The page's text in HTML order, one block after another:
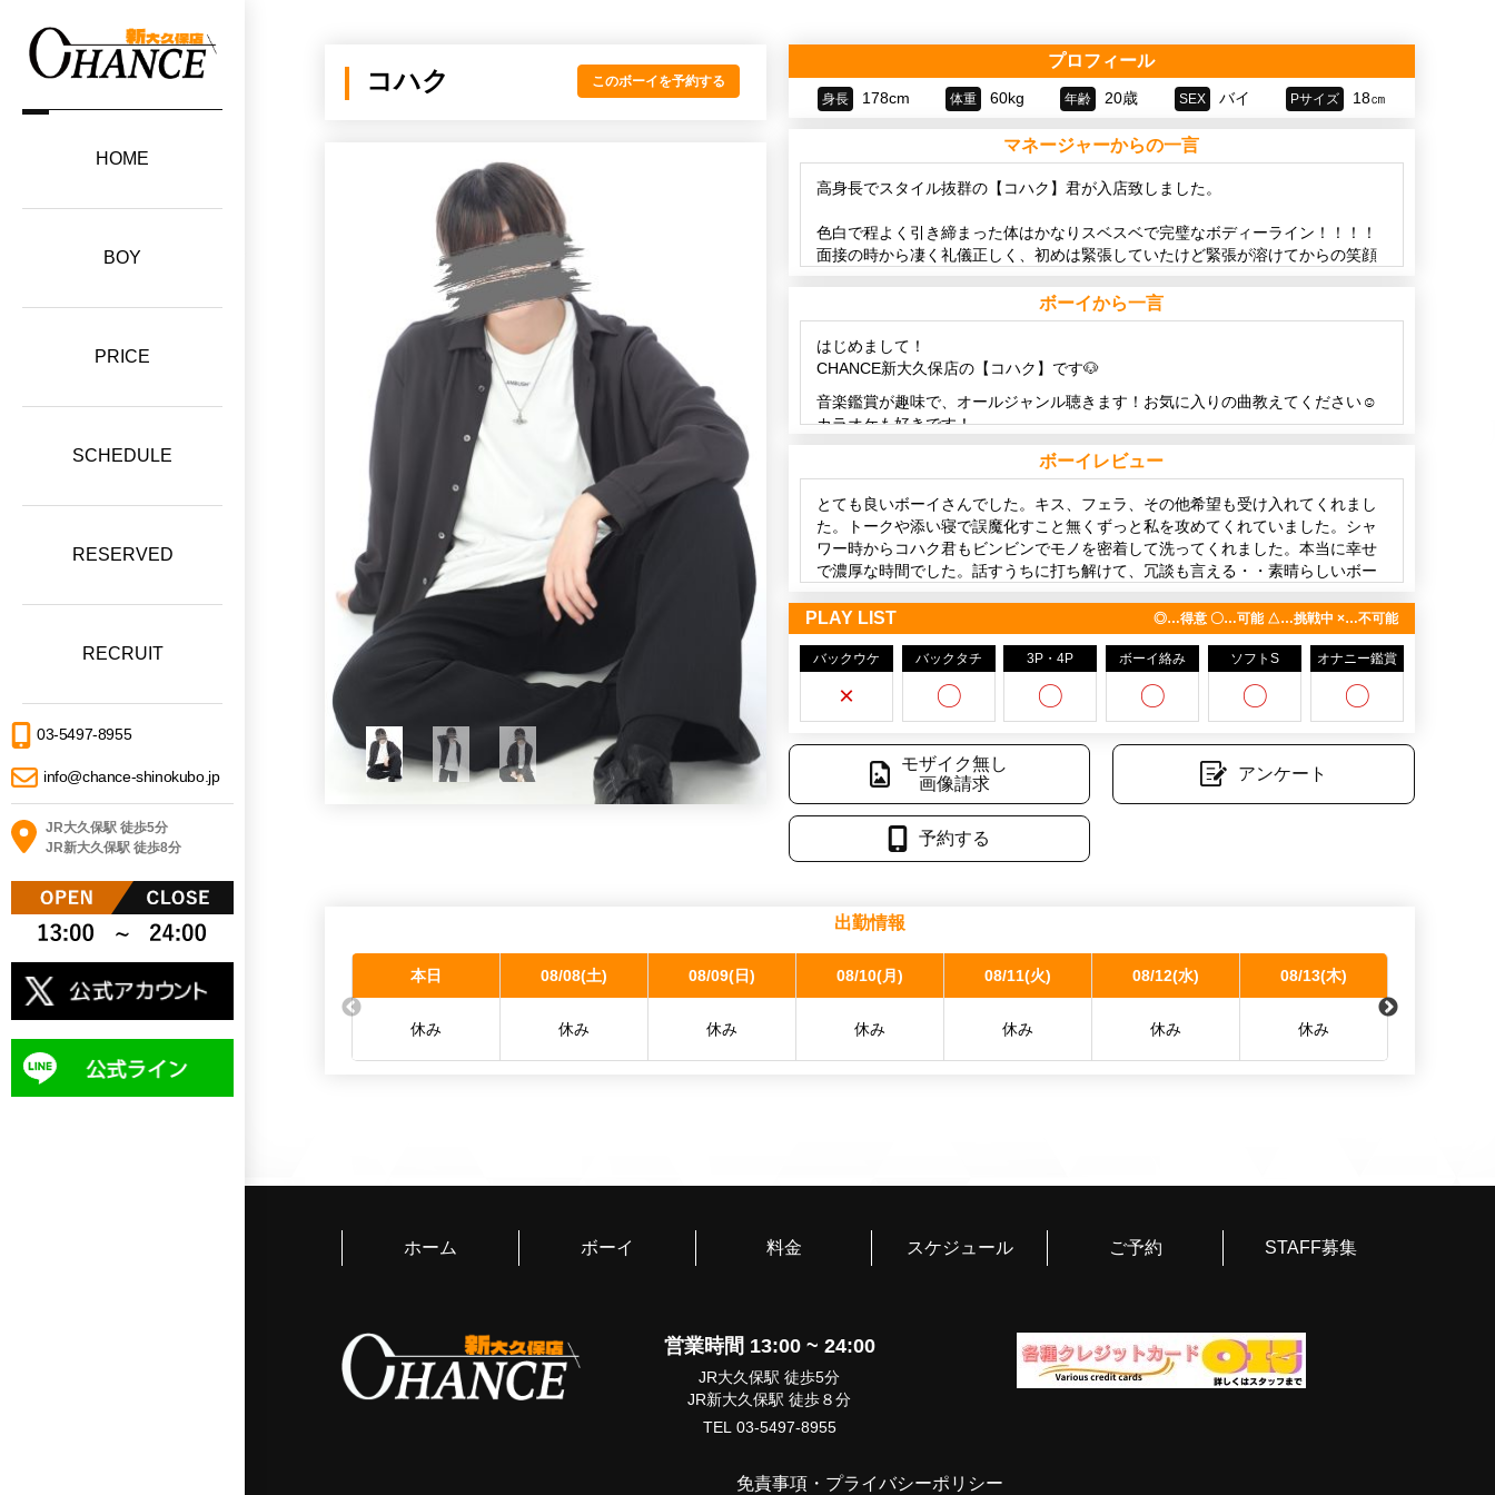
HOME
BOY
PRICE
SCHEDULE
RESERVED
RECRUIT
03-5497-8955
info@chance-shinokubo.jp
JR大久保駅 徒歩5分
JR新大久保駅 徒歩8分
コハク このボーイを予約する
プロフィール
身長 178cm 体重 60kg 年齢 20歳 SEX バイ Pサイズ 18㎝
マネージャーからの一言
高身長でスタイル抜群の【コハク】君が入店致しました。
色白で程よく引き締まった体はかなりスベスベで完璧なボディーライン！！！！
面接の時から凄く礼儀正しく、初めは緊張していたけど緊張が溶けてからの笑顔
こんなにも可愛い子が、な、なんとバックタチが得意とのこと。
それでいてPサイズもビックでそのボリュミーなPをたっぷりとご堪能下さい♪
ょう！
是非、ご予約、お問い合わせお待ちしております。
ボーイから一言
はじめまして！
CHANCE新大久保店の【コハク】です🐶
音楽鑑賞が趣味で、オールジャンル聴きます！お気に入りの曲教えてください☺️
カラオケも好きです！
えっち大好きです！身体がとっても敏感なので、優しく触ってくれると喜びます
🥹ウケっぽいと言われることもありますが実はタチです！笑いっぱい腰振ります
🤭
一緒に楽しい時間を過ごしましょう！あなたに会えますように✨
ボーイレビュー
とても良いボーイさんでした。キス、フェラ、その他希望も受け入れてくれまし
た。トークや添い寝で誤魔化すこと無くずっと私を攻めてくれていました。シャ
ワー時からコハク君もビンビンでモノを密着して洗ってくれました。本当に幸せ
で濃厚な時間でした。話すうちに打ち解けて、冗談も言える・・素晴らしいボー
笑顔が素敵で、身体も色白ｽﾘﾑﾎﾞﾃﾞｨなのが、ﾄﾞｽﾄﾗｲｸ👍ﾌﾟﾚｲ時では、終始感じてる
姿を間近に見れて、気に入り度合いが上昇して⤴️時間を忘れる位、夢中になりまし
た正に、夢のひと時でした💞(I様)
写真以上に実物が色白美肌で中性的なボーイさんでした。ウケに見えてタチで立
派なものを持っていました。シャワーから密着してくれてビンビンになってるコ
ハククンのあそこが当たっていながら洗ってくれて気持ち良かったです。先に攻
めてもらいイきそうになったので交代。コハククンが先にイってくれました。そ
の後、また攻めてもらい気持ち良くイけました。満足できました。(N様)
PLAY LIST ◎…得意 〇…可能 △…挑戦中 ×…不可能
バックウケ
×
バックタチ
〇
3P・4P
〇
ボーイ絡み
〇
ソフトS
〇
オナニー鑑賞
〇
モザイク無し
画像請求
アンケート
予約する
出勤情報
本日
休み
08/08(土)
休み
08/09(日)
休み
08/10(月)
休み
08/11(火)
休み
08/12(水)
休み
08/13(木)
休み
ホーム ボーイ 料金 スケジュール ご予約 STAFF募集
営業時間 13:00 ~ 24:00
JR大久保駅 徒歩5分
JR新大久保駅 徒歩８分
TEL 03-5497-8955
免責事項 ・ プライバシーポリシー